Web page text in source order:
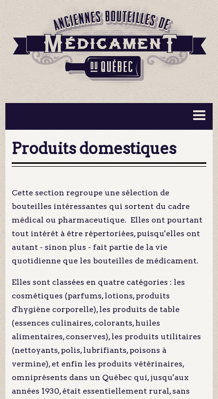
BOUTEILLES ▼
INFORMATION ▼
MA COLLECTION
CONTACT
Produits domestiques
Cette section regroupe une sélection de
bouteilles intéressantes qui sortent du cadre
médical ou pharmaceutique. Elles ont pourtant
tout intérêt à être répertoriées, puisqu'elles ont
autant - sinon plus - fait partie de la vie
quotidienne que les bouteilles de médicament.
Elles sont classées en quatre catégories : les
cosmétiques (parfums, lotions, produits
d'hygiène corporelle), les produits de table
(essences culinaires, colorants, huiles
alimentaires, conserves), les produits utilitaires
(nettoyants, polis, lubrifiants, poisons à
vermine), et enfin les produits vétérinaires,
omniprésents dans un Québec qui, jusqu'aux
années 1930, était essentiellement rural, sans